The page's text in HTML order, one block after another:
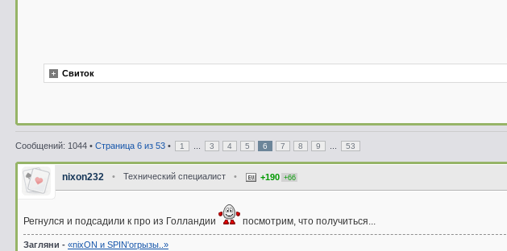
Свиток
Сообщений: 1044 • Страница 6 из 53 • 1 3 4 5 6 7 8 9 53
nixon232 • Технический специалист • +190 +66
Регнулся и подсадили к про из Голландии посмотрим, что получиться...
Загляни - «nixON и SPIN'oгрызы..»